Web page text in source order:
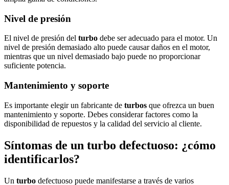
Nivel de presión
El nivel de presión del turbo debe ser adecuado para el motor. Un
nivel de presión demasiado alto puede causar daños en el motor,
mientras que un nivel demasiado bajo puede no proporcionar
suficiente potencia.
Mantenimiento y soporte
Es importante elegir un fabricante de turbos que ofrezca un buen
mantenimiento y soporte. Debes considerar factores como la
disponibilidad de repuestos y la calidad del servicio al cliente.
Síntomas de un turbo defectuoso: ¿cómo
identificarlos?
Un turbo defectuoso puede manifestarse a través de varios